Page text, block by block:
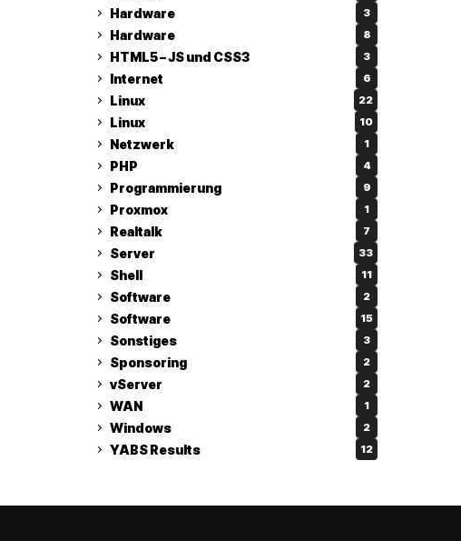
Hardware 3
Hardware 8
HTML5 – JS und CSS3 3
Internet 6
Linux 22
Linux 10
Netzwerk 1
PHP 4
Programmierung 9
Proxmox 1
Realtalk 7
Server 33
Shell 11
Software 2
Software 15
Sonstiges 3
Sponsoring 2
vServer 2
WAN 1
Windows 2
YABS Results 12